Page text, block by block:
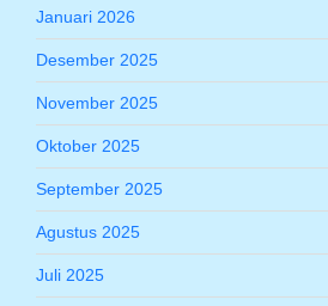
Januari 2026
Desember 2025
November 2025
Oktober 2025
September 2025
Agustus 2025
Juli 2025